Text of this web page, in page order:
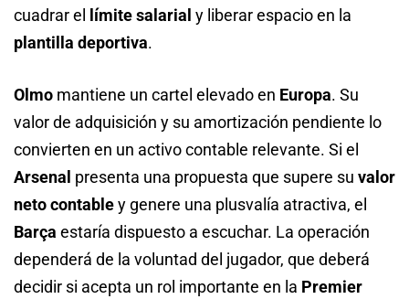
cuadrar el
límite salarial y liberar espacio en la
plantilla deportiva.
Olmo mantiene un cartel elevado en Europa. Su
valor de adquisición y su amortización pendiente lo
convierten en un activo contable relevante. Si el
Arsenal presenta una propuesta que supere su valor
neto contabley genere una plusvalía atractiva, el
Barça estaría dispuesto a escuchar. La operación
dependerá de la voluntad del jugador, que deberá
decidir si acepta un rol importante en la Premier